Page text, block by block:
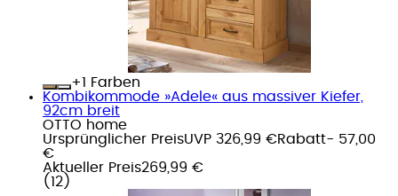
+
Farben
Kombikommode »Adele« aus massiver Kiefer,
92cm breit
OTTO home
Ursprünglicher PreisUVP 326,99 €Rabatt- 57,00
€
Aktueller Preis269,99 €
( 12 )